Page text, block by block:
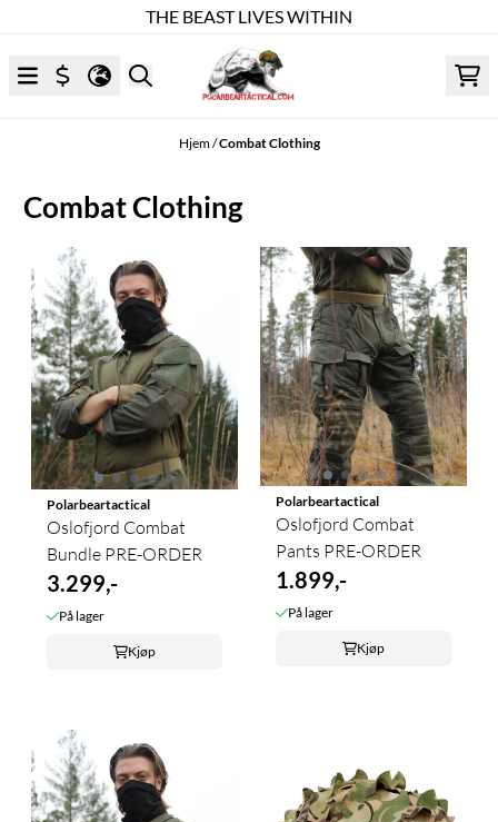
THE BEAST LIVES WITHIN
Hjem/Combat Clothing
Combat Clothing
Polarbeartactical
Oslofjord Combat
Bundle PRE-ORDER
3.299,-
På lager
Kjøp
Polarbeartactical
Oslofjord Combat
Pants PRE-ORDER
1.899,-
På lager
Kjøp